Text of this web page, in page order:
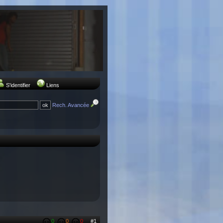
S'identifier Liens
Rech. Avancée
0 0 0 #1